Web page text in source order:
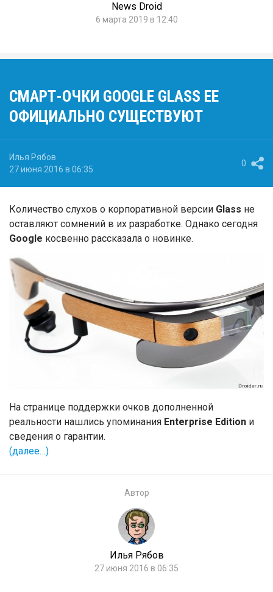
News Droid
6 марта 2019 в 12:40
СМАРТ-ОЧКИ GOOGLE GLASS EE
ОФИЦИАЛЬНО СУЩЕСТВУЮТ
Илья Рябов
27 июня 2016 в 06:35
0
Количество слухов о корпоративной версии Glass не
оставляют сомнений в их разработке. Однако сегодня
Google косвенно рассказала о новинке.
На странице поддержки очков дополненной
реальности нашлись упоминания Enterprise Edition и
сведения о гарантии.
(далее…)
Автор
Илья Рябов
27 июня 2016 в 06:35